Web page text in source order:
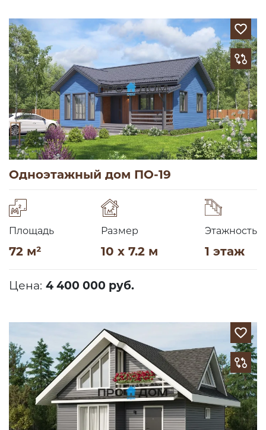
Одноэтажный дом ПО-19
Площадь
72 м²
Размер
10 x 7.2 м
Этажность
1 этаж
Цена: 4 400 000 руб.